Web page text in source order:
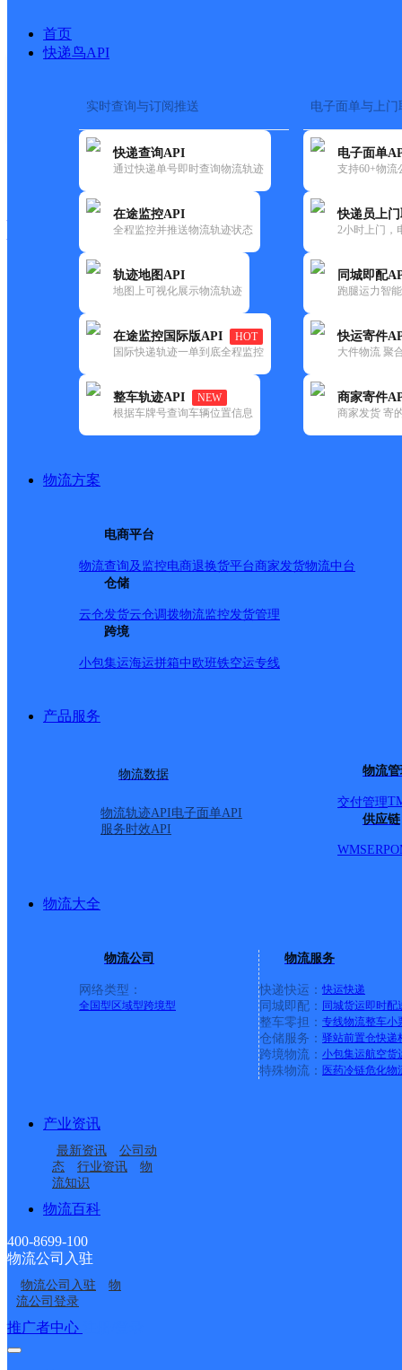
首页
快递鸟API
实时查询与订阅推送
快递查询API
通过快递单号即时查询物流轨迹
在途监控API
全程监控并推送物流轨迹状态
轨迹地图API
地图上可视化展示物流轨迹
在途监控国际版API
HOT
国际快递轨迹一单到底全程监控
整车轨迹API
NEW
根据车牌号查询车辆位置信息
电子面单与上门
电子面单
支持60+物流
快递员上
2小时上门，
同城即配
跑腿运力智
快运寄件
大件物流 聚
商家寄件
商家发货 寄
物流方案
电商平台
物流查询及监控电商退换货平台商家发货物流中台
仓储
云仓发货云仓调拨物流监控发货管理
跨境
小包集运海运拼箱中欧班铁空运专线
产品服务
物流数据
物流轨迹API电子面单API
服务时效API
物流
交付管理
供应链
WMSERP
物流大全
物流公司
网络类型：
全国型 区域型跨境型
物流服务
快递快运： 快运快递
同城即配： 同城货运即时配
整车零担： 专线物流整车小
仓储服务： 驿站前置仓快递
跨境物流： 小包集运航空货
特殊物流： 医药冷链危化物
产业资讯
最新资讯
公司动
态
行业资讯
物
流知识
物流百科
400-8699-100
物流公司入驻
物流公司入驻
物
流公司登录
推广者中心
快运大全 快递时效
速尔
澄城
更新时间：2021-11-26 00:00:00
所属快递：速尔快递
所属区域：陕西省-渭南市-澄城县
网点地址：澄城县九路矿务局医院东邻
网点负责人：
渭南澄城县营业部
澄城县赵庄镇合作点
ID6462
陕西澄城县公司
尧头邮政所
善化邮政所
刘家洼邮政所
接口API